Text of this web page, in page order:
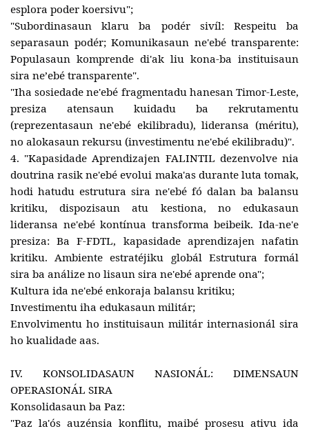
esplora poder koersivu";
"Subordinasaun klaru ba podér sivíl: Respeitu ba
separasaun podér; Komunikasaun ne'ebé transparente:
Populasaun komprende di'ak liu kona-ba instituisaun
sira neʼebé transparente".
"Iha sosiedade ne'ebé fragmentadu hanesan Timor-Leste,
presiza atensaun kuidadu ba rekrutamentu
(reprezentasaun ne'ebé ekilibradu), lideransa (méritu),
no alokasaun rekursu (investimentu ne'ebé ekilibradu)".
4. "Kapasidade Aprendizajen FALINTIL dezenvolve nia
doutrina rasik ne'ebé evolui maka'as durante luta tomak,
hodi hatudu estrutura sira ne'ebé fó dalan ba balansu
kritiku, dispozisaun atu kestiona, no edukasaun
lideransa ne'ebé kontínua transforma beibeik. Ida-ne'e
presiza: Ba F-FDTL, kapasidade aprendizajen nafatin
kritiku. Ambiente estratéjiku globál Estrutura formál
sira ba análize no lisaun sira ne'ebé aprende ona";
Kultura ida ne'ebé enkoraja balansu kritiku;
Investimentu iha edukasaun militár;
Envolvimentu ho instituisaun militár internasionál sira
ho kualidade aas.
IV. KONSOLIDASAUN NASIONÁL: DIMENSAUN
OPERASIONÁL SIRA
Konsolidasaun ba Paz:
"Paz la'ós auzénsia konflitu, maibé prosesu ativu ida